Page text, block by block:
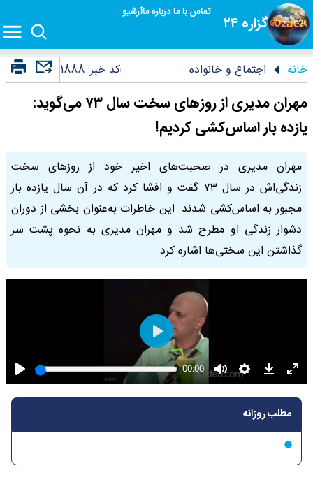
گزاره ۲۴
تماس با مادرباره ماآرشیو
خانه اجتماع و خانواده کد خبر:1888
مهران مدیری از روزهای سخت سال ۷۳ می‌گوید:
یازده بار اساس‌کشی کردیم!
مهران مدیری در صحبت‌های اخیر خود از روزهای سخت
زندگی‌اش در سال ۷۳ گفت و افشا کرد که در آن سال یازده بار
مجبور به اساس‌کشی شدند. این خاطرات به‌عنوان بخشی از دوران
دشوار زندگی او مطرح شد و مهران مدیری به نحوه پشت سر
گذاشتن این سختی‌ها اشاره کرد.
مطلب روزانه